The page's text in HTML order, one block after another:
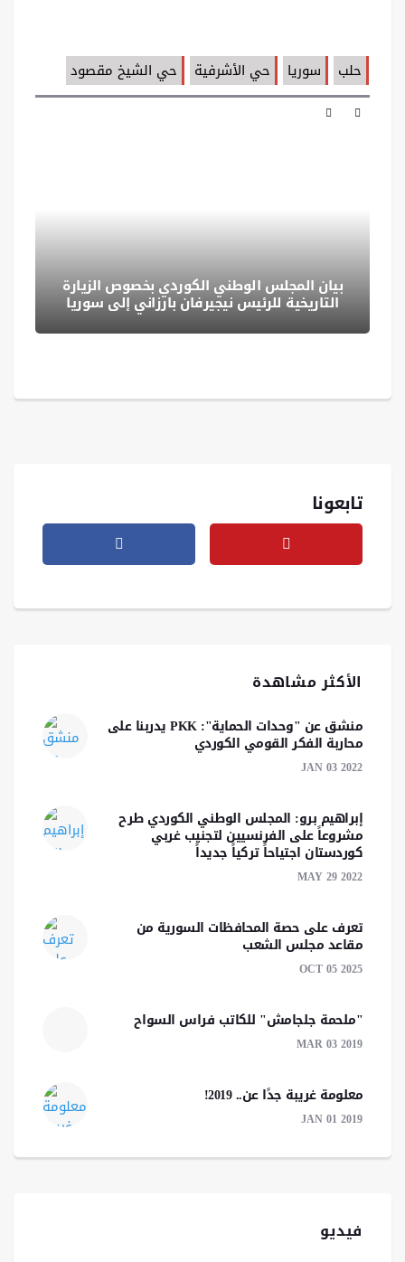
حلب سوريا حي الأشرفية حي الشيخ مقصود
‏‏بيان المجلس الوطني الكوردي بخصوص الزيارة
التاريخية للرئيس نيجيرفان بارزاني إلى سوريا
تابعونا
الأكثر مشاهدة
منشق عن "وحدات الحماية": PKK يدربنا على
محاربة الفكر القومي الكوردي
JAN 03 2022
إبراهيم برو: المجلس الوطني الكوردي طرح
مشروعاً على الفرنسيين لتجنيب غربي
كوردستان اجتياحاً تركياً جديداً‎‎
MAY 29 2022
تعرف على حصة المحافظات السورية من
مقاعد مجلس الشعب
OCT 05 2025
"ملحمة جلجامش" للكاتب فراس السواح
MAR 03 2019
معلومة غريبة جدًا عن.. 2019!
JAN 01 2019
فيديو